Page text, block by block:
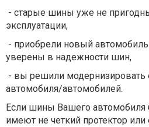
- старые шины уже не
эксплуатации,
- приобрели новый
уверены в надежности шин,
- вы решили модернизировать
автомобиля/автомобилей.
Если шины Вашего
имеют не четкий протектор